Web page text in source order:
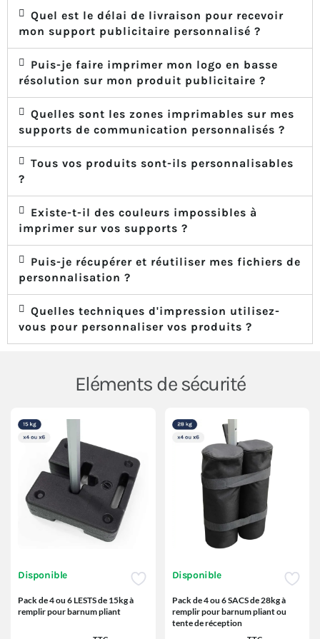
Quel est le délai de livraison pour recevoir
mon support publicitaire personnalisé ?
Puis-je faire imprimer mon logo en basse
résolution sur mon produit publicitaire ?
Quelles sont les zones imprimables sur mes
supports de communication personnalisés ?
Tous vos produits sont-ils personnalisables
?
Existe-t-il des couleurs impossibles à
imprimer sur vos supports ?
Puis-je récupérer et réutiliser mes fichiers de
personnalisation ?
Quelles techniques d'impression utilisez-
vous pour personnaliser vos produits ?
Eléments de sécurité
Disponible
Pack de 4 ou 6 LESTS de 15kg à
remplir pour barnum pliant
Disponible
Pack de 4 ou 6 SACS de 28kg à
remplir pour barnum pliant ou
tente de réception